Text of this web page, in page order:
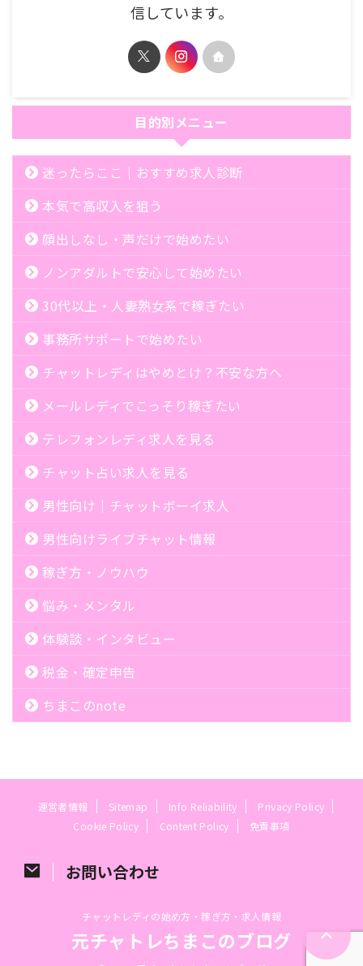
信しています。
目的別メニュー
迷ったらここ｜おすすめ求人診断
本気で高収入を狙う
顔出しなし・声だけで始めたい
ノンアダルトで安心して始めたい
30代以上・人妻熟女系で稼ぎたい
事務所サポートで始めたい
チャットレディはやめとけ？不安な方へ
メールレディでこっそり稼ぎたい
テレフォンレディ求人を見る
チャット占い求人を見る
男性向け｜チャットボーイ求人
男性向けライブチャット情報
稼ぎ方・ノウハウ
悩み・メンタル
体験談・インタビュー
税金・確定申告
ちまこのnote
運営者情報 Sitemap Info Reliability
Privacy Policy
Cookie Policy
Content Policy 免責事項
お問い合わせ
チャットレディの始め方・稼ぎ方・求人情報
元チャトレちまこのブログ